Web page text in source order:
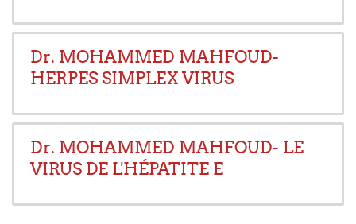
Dr. MOHAMMED MAHFOUD-
HERPES SIMPLEX VIRUS
Dr. MOHAMMED MAHFOUD- LE
VIRUS DE L'HÉPATITE E